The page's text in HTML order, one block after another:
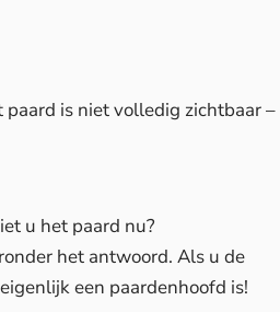
is niet volledig zichtbaar –
u het paard nu?
het antwoord. Als u de
een paardenhoofd is!